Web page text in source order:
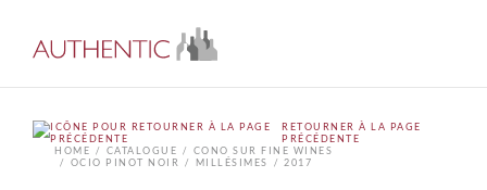
RETOURNER À LA PAGE
PRÉCÉDENTE
HOME
CATALOGUE
CONO SUR FINE WINES
OCIO PINOT NOIR
MILLÉSIMES 2017